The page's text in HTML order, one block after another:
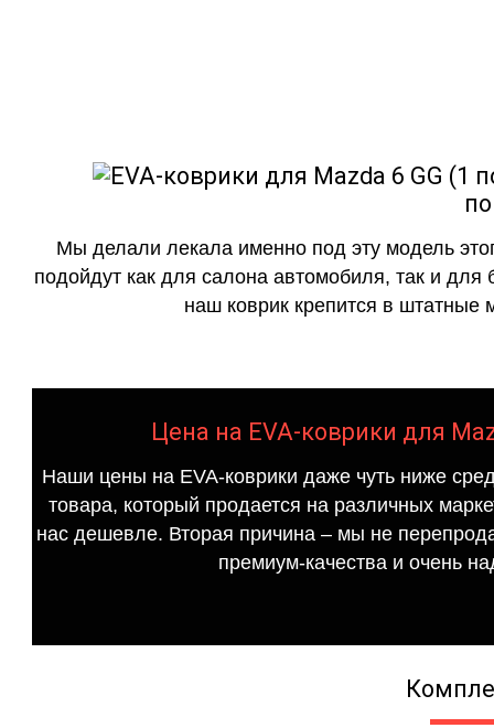
Мы делали лекала именно под эту модель
подойдут как для салона автомобиля, так и для
наш коврик крепится в штатные
Цена на EVA-коврики для
Наши цены на EVA-коврики даже чуть ниже
товара, который продается на различных
нас дешевле. Вторая причина – мы не
премиум-качества и очень